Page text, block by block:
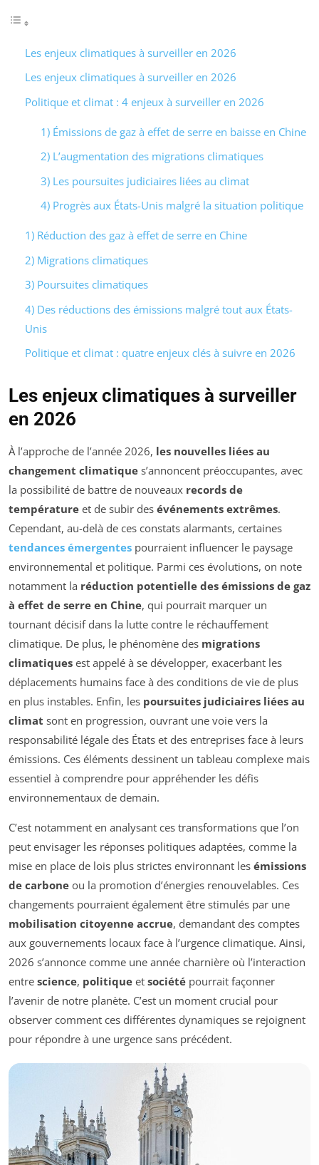
Les enjeux climatiques à surveiller en 2026
Les enjeux climatiques à surveiller en 2026
Politique et climat : 4 enjeux à surveiller en 2026
1) Émissions de gaz à effet de serre en baisse en Chine
2) L’augmentation des migrations climatiques
3) Les poursuites judiciaires liées au climat
4) Progrès aux États-Unis malgré la situation politique
1) Réduction des gaz à effet de serre en Chine
2) Migrations climatiques
3) Poursuites climatiques
4) Des réductions des émissions malgré tout aux États-
Unis
Politique et climat : quatre enjeux clés à suivre en 2026
Les enjeux climatiques à surveiller
en 2026
À l’approche de l’année 2026, les nouvelles liées au
changement climatique s’annoncent préoccupantes, avec
la possibilité de battre de nouveaux records de
température et de subir des événements extrêmes.
Cependant, au-delà de ces constats alarmants, certaines
tendances émergentes pourraient influencer le paysage
environnemental et politique. Parmi ces évolutions, on note
notamment la réduction potentielle des émissions de gaz
à effet de serre en Chine, qui pourrait marquer un
tournant décisif dans la lutte contre le réchauffement
climatique. De plus, le phénomène des migrations
climatiques est appelé à se développer, exacerbant les
déplacements humains face à des conditions de vie de plus
en plus instables. Enfin, les poursuites judiciaires liées au
climat sont en progression, ouvrant une voie vers la
responsabilité légale des États et des entreprises face à leurs
émissions. Ces éléments dessinent un tableau complexe mais
essentiel à comprendre pour appréhender les défis
environnementaux de demain.
C’est notamment en analysant ces transformations que l’on
peut envisager les réponses politiques adaptées, comme la
mise en place de lois plus strictes environnant les émissions
de carbone ou la promotion d’énergies renouvelables. Ces
changements pourraient également être stimulés par une
mobilisation citoyenne accrue, demandant des comptes
aux gouvernements locaux face à l’urgence climatique. Ainsi,
2026 s’annonce comme une année charnière où l’interaction
entre science, politique et société pourrait façonner
l’avenir de notre planète. C’est un moment crucial pour
observer comment ces différentes dynamiques se rejoignent
pour répondre à une urgence sans précédent.